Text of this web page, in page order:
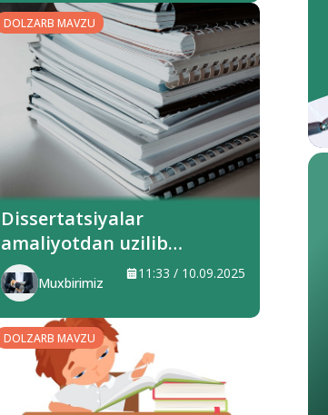
DOLZARB MAVZU
Dissertatsiyalar
amaliyotdan uzilib
qolmoqda!
Muxbirimiz
11:33 / 10.09.2025
DOLZARB MAVZU